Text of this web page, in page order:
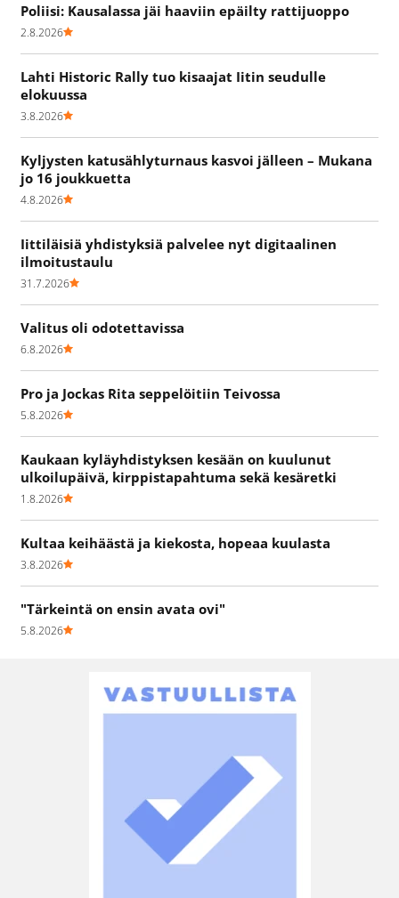
Poliisi: Kausalassa jäi haaviin epäilty rattijuoppo
2.8.2026
Lahti Historic Rally tuo kisaajat Iitin seudulle
elokuussa
3.8.2026
Kyljysten katusählyturnaus kasvoi jälleen – Mukana
jo 16 joukkuetta
4.8.2026
Iittiläisiä yhdistyksiä palvelee nyt digitaalinen
ilmoitustaulu
31.7.2026
Valitus oli odotettavissa
6.8.2026
Pro ja Jockas Rita seppelöitiin Teivossa
5.8.2026
Kaukaan kyläyhdistyksen kesään on kuulunut
ulkoilupäivä, kirppistapahtuma sekä kesäretki
1.8.2026
Kultaa keihäästä ja kiekosta, hopeaa kuulasta
3.8.2026
"Tärkeintä on ensin avata ovi"
5.8.2026